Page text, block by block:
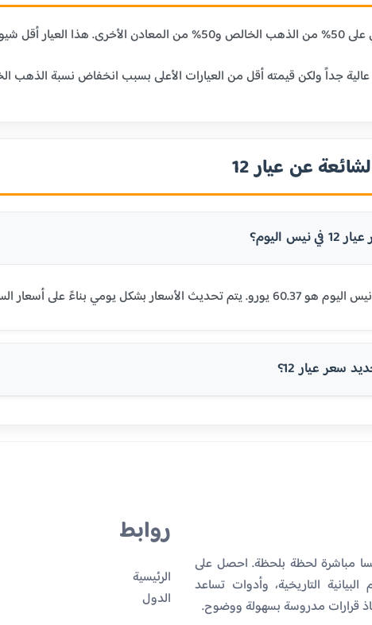
عن عيار 12
اليوم؟
سعر عيار 12؟
مباشرة لحظة بلحظة. احصل على
التاريخية، وأدوات تساعد
قرارات مدروسة بسهولة ووضوح.
روابط
الرئيسية
الدول